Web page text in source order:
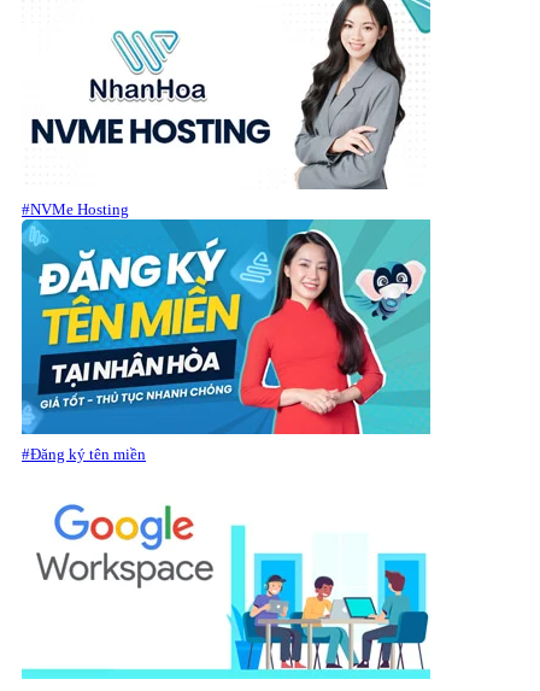
#NVMe Hosting
#Đăng ký tên miền